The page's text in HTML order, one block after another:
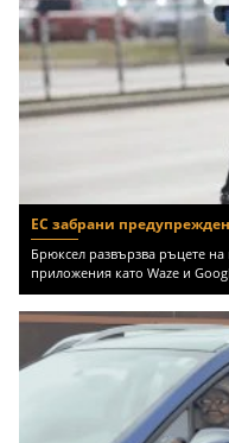
ЕС забрани
Брюксел развързва ръцете
приложения като Waze и